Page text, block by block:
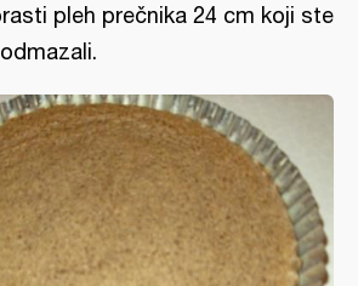
pleh prečnika 24 cm koji ste